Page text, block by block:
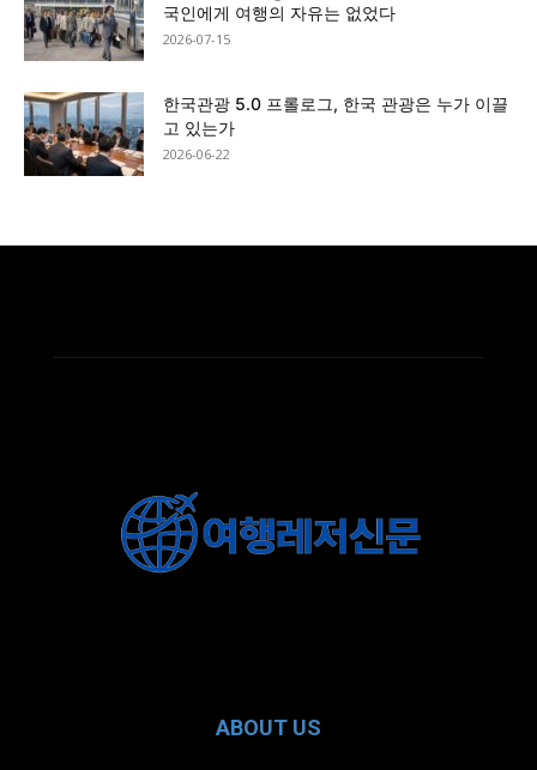
국인에게 여행의 자유는 없었다
2026-07-15
한국관광 5.0 프롤로그, 한국 관광은 누가 이끌
고 있는가
2026-06-22
ABOUT US